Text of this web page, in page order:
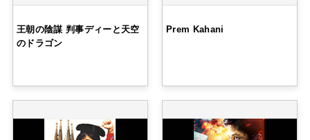
王朝の陰謀 判事ディーと天空
のドラゴン
Prem Kahani